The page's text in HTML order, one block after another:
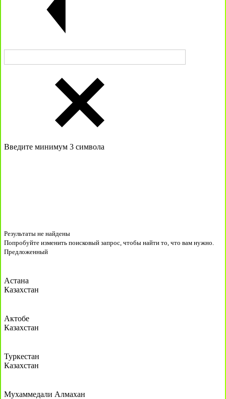
Введите минимум 3 символа
Результаты не найдены
Попробуйте изменить поисковый запрос, чтобы найти то, что вам нужно.
Предложенный
Астана
Казахстан
Актобе
Казахстан
Туркестан
Казахстан
Мухаммедали Алмахан